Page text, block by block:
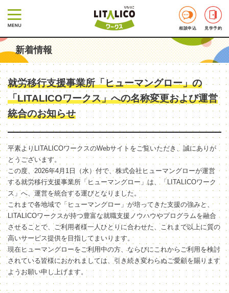
相談申込 見学予約
新着情報
就労移行支援事業所「ヒューマングロー」の
「LITALICOワークス」への名称変更および運営
統合のお知らせ
平素よりLITALICOワークスのWebサイトをご覧いただき、誠にありが
とうございます。
この度、2026年4月1日（水）付で、株式会社ヒューマングローが運営
する就労移行支援事業所「ヒューマングロー」は、「LITALICOワーク
ス」へ、運営を統合する運びとなりました。
これまで各地域で「ヒューマングロー」が培ってきた支援の強みと、
LITALICOワークスが持つ豊富な就職支援ノウハウやプログラムを融合
させることで、ご利用者様一人ひとりに合わせた、これまで以上に質の
高いサービス提供を目指してまいります。
現在ヒューマングローをご利用中の方、ならびにこれからご利用を検討
されている皆様におかれましては、引き続き変わらぬご愛顧を賜ります
ようお願い申し上げます。